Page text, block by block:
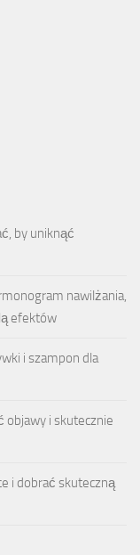
by uniknąć
nawilżania,
efektów
i szampon dla
objawy i skutecznie
i dobrać skuteczną